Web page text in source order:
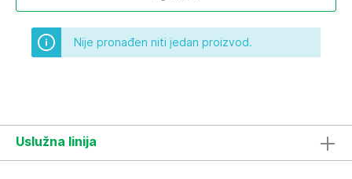
Nije pronađen niti jedan proizvod.
Uslužna linija